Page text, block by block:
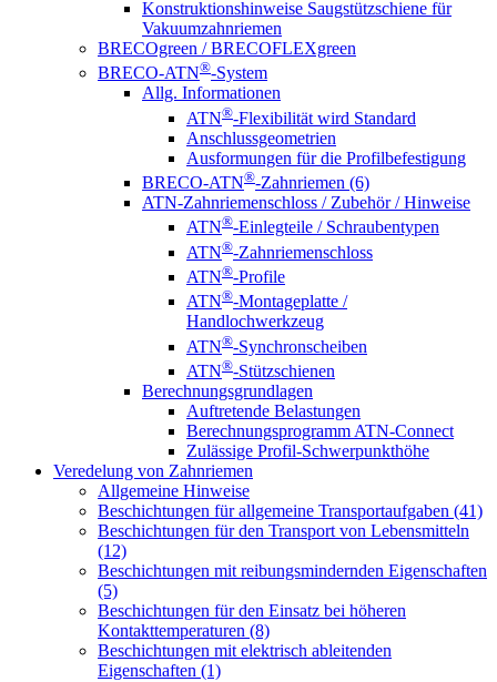
Konstruktionshinweise Saugstützschiene für
Vakuumzahnriemen
BRECOgreen / BRECOFLEXgreen
BRECO-ATN®-System
Allg. Informationen
ATN®-Flexibilität wird Standard
Anschlussgeometrien
Ausformungen für die Profilbefestigung
BRECO-ATN®-Zahnriemen (6)
ATN-Zahnriemenschloss / Zubehör / Hinweise
ATN®-Einlegteile / Schraubentypen
ATN®-Zahnriemenschloss
ATN®-Profile
ATN®-Montageplatte /
Handlochwerkzeug
ATN®-Synchronscheiben
ATN®-Stützschienen
Berechnungsgrundlagen
Auftretende Belastungen
Berechnungsprogramm ATN-Connect
Zulässige Profil-Schwerpunkthöhe
Veredelung von Zahnriemen
Allgemeine Hinweise
Beschichtungen für allgemeine Transportaufgaben (41)
Beschichtungen für den Transport von Lebensmitteln
(12)
Beschichtungen mit reibungsmindernden Eigenschaften
(5)
Beschichtungen für den Einsatz bei höheren
Kontakttemperaturen (8)
Beschichtungen mit elektrisch ableitenden
Eigenschaften (1)